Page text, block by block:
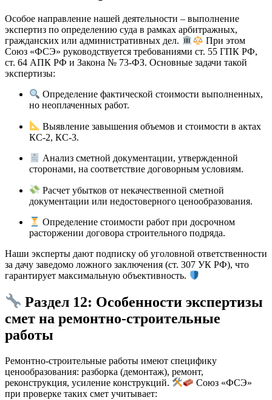
Особое направление нашей деятельности – выполнение
экспертиз по определению суда в рамках арбитражных,
гражданских или административных дел.
При этом
Союз «ФСЭ» руководствуется требованиями ст. 55 ГПК РФ,
ст. 64 АПК РФ и Закона № 73-ФЗ. Основные задачи такой
экспертизы:
Определение фактической стоимости выполненных,
но неоплаченных работ.
Выявление завышения объемов и стоимости в актах
КС-2, КС-3.
Анализ сметной документации, утвержденной
сторонами, на соответствие договорным условиям.
Расчет убытков от некачественной сметной
документации или недостоверного ценообразования.
Определение стоимости работ при досрочном
расторжении договора строительного подряда.
Наши эксперты дают подписку об уголовной ответственности
за дачу заведомо ложного заключения (ст. 307 УК РФ), что
гарантирует максимальную объективность.
Раздел 12: Особенности экспертизы
смет на ремонтно-строительные
работы
Ремонтно-строительные работы имеют специфику
ценообразования: разборка (демонтаж), ремонт,
реконструкция, усиление конструкций.
Союз «ФСЭ»
при проверке таких смет учитывает: